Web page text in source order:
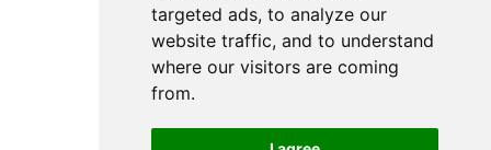
targeted ads, to analyze our
website traffic, and to understand
where our visitors are coming
from.
Atpakaļ uz rezultātiem